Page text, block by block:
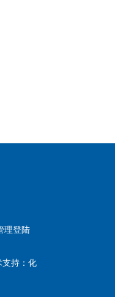
理登陆
持： 化